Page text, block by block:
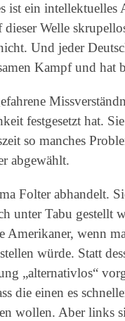
ist ein intellektuelles
Welle
Und jeder
Kampf und hat
festgesetzt hat.
so manches
abgewählt.
Folter abhandelt.
unter Tabu gestellt
Amerikaner, wenn
würde. Statt
„alternativlos“
die einen es
wollen. Aber links